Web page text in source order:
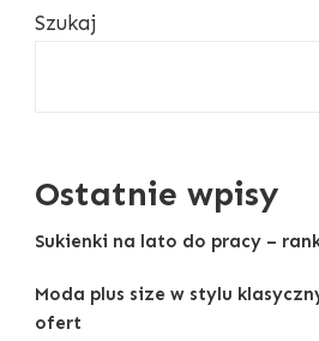
Szukaj
Ostatnie wpisy
Sukienki na lato do pracy –
Moda plus size w stylu
ofert